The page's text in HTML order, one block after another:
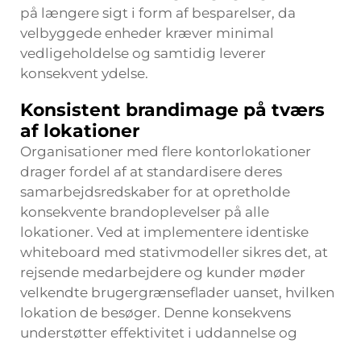
på længere sigt i form af besparelser, da
velbyggede enheder kræver minimal
vedligeholdelse og samtidig leverer
konsekvent ydelse.
Konsistent brandimage på tværs
af lokationer
Organisationer med flere kontorlokationer
drager fordel af at standardisere deres
samarbejdsredskaber for at opretholde
konsekvente brandoplevelser på alle
lokationer. Ved at implementere identiske
whiteboard med stativmodeller sikres det, at
rejsende medarbejdere og kunder møder
velkendte brugergrænseflader uanset, hvilken
lokation de besøger. Denne konsekvens
understøtter effektivitet i uddannelse og